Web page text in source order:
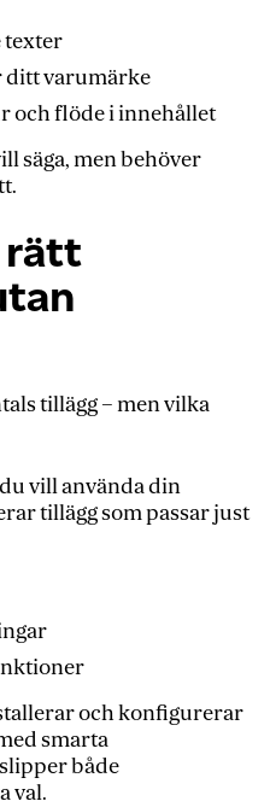
texter
ditt varumärke
och flöde i innehållet
säga, men behöver
rätt
tillägg – men vilka
vill använda din
tillägg som passar just
och konfigurerar
smarta
både
val.